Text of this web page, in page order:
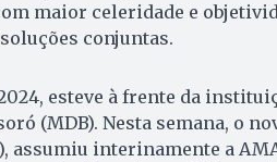
maior celeridade e
conjuntas.
esteve à frente da
(MDB). Nesta semana, o
assumiu interinamente a